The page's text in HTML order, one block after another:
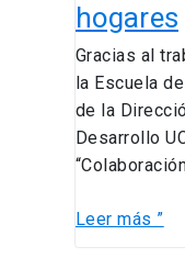
hogares
Gracias al
la Escuela
de la
Desarrollo
para
de
Leer más ”